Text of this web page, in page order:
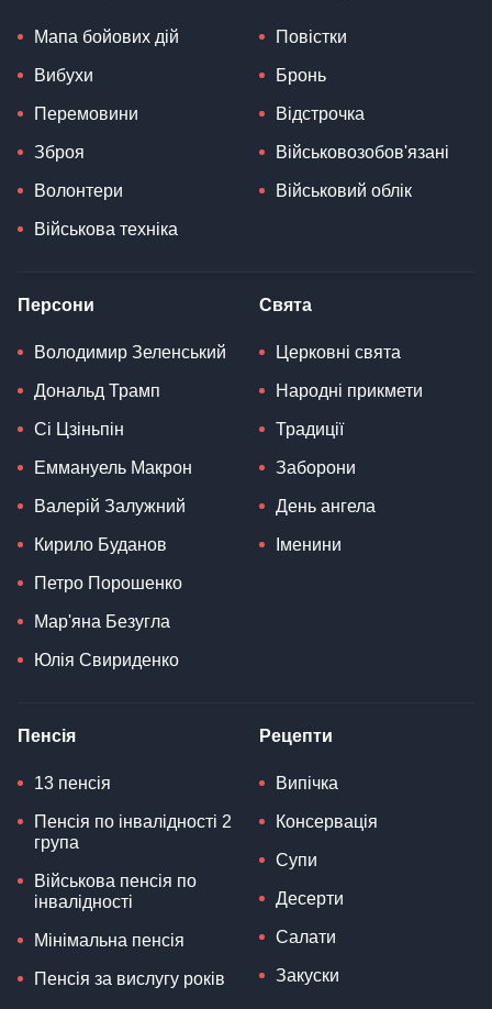
Мапа бойових дій
Вибухи
Перемовини
Зброя
Волонтери
Військова техніка
Повістки
Бронь
Відстрочка
Військовозобов'язані
Військовий облік
Персони
Володимир Зеленський
Дональд Трамп
Сі Цзіньпін
Еммануель Макрон
Валерій Залужний
Кирило Буданов
Петро Порошенко
Мар'яна Безугла
Юлія Свириденко
Свята
Церковні свята
Народні прикмети
Традиції
Заборони
День ангела
Іменини
Пенсія
13 пенсія
Пенсія по інвалідності 2
група
Військова пенсія по
інвалідності
Мінімальна пенсія
Пенсія за вислугу років
Рецепти
Випічка
Консервація
Супи
Десерти
Салати
Закуски